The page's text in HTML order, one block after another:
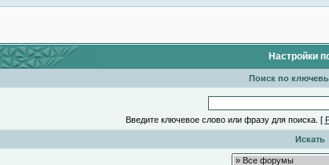
Настройки
Поиск по
Введите ключевое слово или фразу для поиска. [
Искать